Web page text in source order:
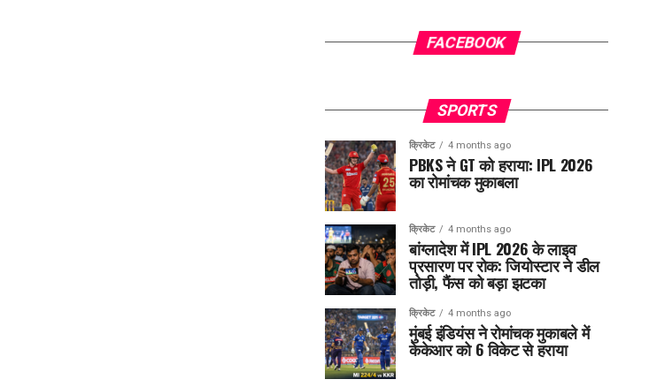
FACEBOOK
SPORTS
क्रिकेट 4 months ago
PBKS ने GT को हराया: IPL 2026
का रोमांचक मुकाबला
क्रिकेट 4 months ago
बांग्लादेश में IPL 2026 के लाइव
प्रसारण पर रोक: जियोस्टार ने डील
तोड़ी, फैंस को बड़ा झटका
क्रिकेट 4 months ago
मुंबई इंडियंस ने रोमांचक मुकाबले में
केकेआर को 6 विकेट से हराया